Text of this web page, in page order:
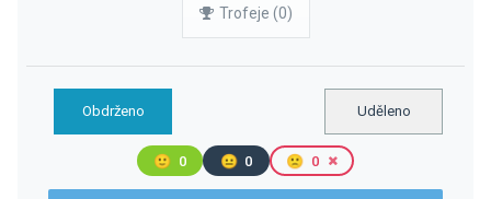
Trofeje (0)
Obdrženo Uděleno
🙂 0 😐 0 🙁 0